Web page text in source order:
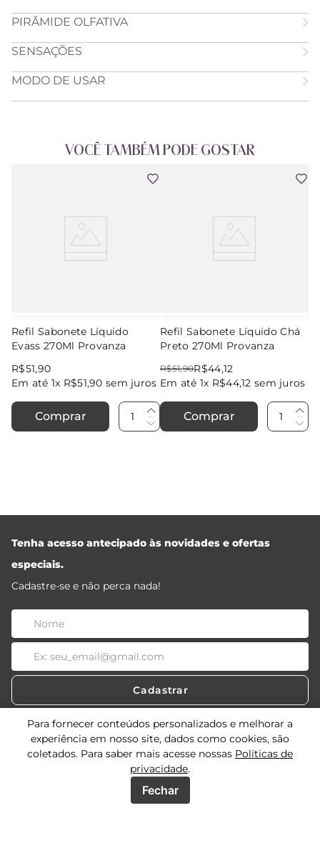
Para fornecer conteúdos personalizados e melhorar a
experiência em nosso site, dados como cookies, são
coletados. Para saber mais acesse nossas Políticas de
privacidade.
Fechar
PIRÂMIDE OLFATIVA
SENSAÇÕES
MODO DE USAR
VOCÊ TAMBÉM PODE GOSTAR
Refil Sabonete Líquido
Evass 270Ml Provanza
R$51,90
Em até 1x R$51,90 sem juros
Comprar
Refil Sabonete Líquido Chá
Preto 270Ml Provanza
R$51,90R$44,12
Em até 1x R$44,12 sem juros
Comprar
Tenha acesso antecipado às novidades e ofertas
especiais.
Cadastre-se e não perca nada!
Cadastrar
Acessos